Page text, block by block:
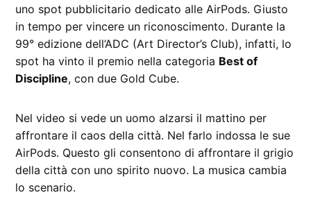
uno spot pubblicitario dedicato alle AirPods. Giusto
in tempo per vincere un riconoscimento. Durante la
99° edizione dell’ADC (Art Director’s Club), infatti, lo
spot ha vinto il premio nella categoria Best of
Discipline, con due Gold Cube.
Nel video si vede un uomo alzarsi il mattino per
affrontare il caos della città. Nel farlo indossa le sue
AirPods. Questo gli consentono di affrontare il grigio
della città con uno spirito nuovo. La musica cambia
lo scenario.